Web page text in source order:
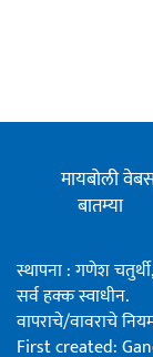
मायबोली
बातम्या
स्थापना : गणेश
सर्व हक्क स्वाधीन.
वापराचे/वावराचे
First created: